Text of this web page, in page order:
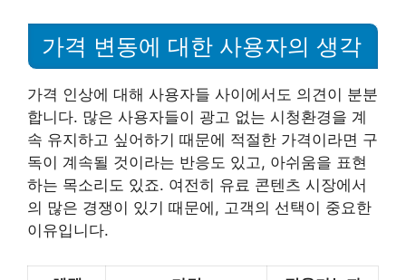
가격 변동에 대한 사용자의 생각
가격 인상에 대해 사용자들 사이에서도 의견이 분분
합니다. 많은 사용자들이 광고 없는 시청환경을 계
속 유지하고 싶어하기 때문에 적절한 가격이라면 구
독이 계속될 것이라는 반응도 있고, 아쉬움을 표현
하는 목소리도 있죠. 여전히 유료 콘텐츠 시장에서
의 많은 경쟁이 있기 때문에, 고객의 선택이 중요한
이유입니다.